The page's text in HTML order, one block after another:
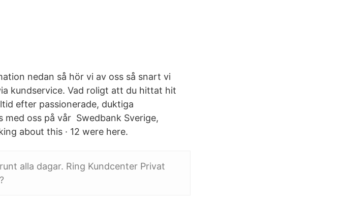
nedan så hör vi av oss så snart vi
kundservice. Vad roligt att du hittat hit
efter passionerade, duktiga
med oss på vår Swedbank Sverige,
about this · 12 were here.
alla dagar. Ring Kundcenter Privat